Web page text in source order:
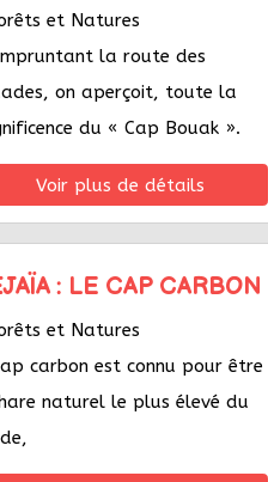
et Natures
la route des
on aperçoit, toute la
du « Cap Bouak ».
Voir plus de détails
: LE CAP CARBON
et Natures
carbon est connu pour être
naturel le plus élevé du